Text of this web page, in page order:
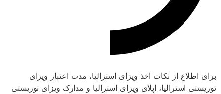
برای اطلاع از نکات اخذ ویزای استرالیا، مدت اعتبار ویزای
توریستی استرالیا، اپلای ویزای استرالیا و مدارک ویزای توریستی